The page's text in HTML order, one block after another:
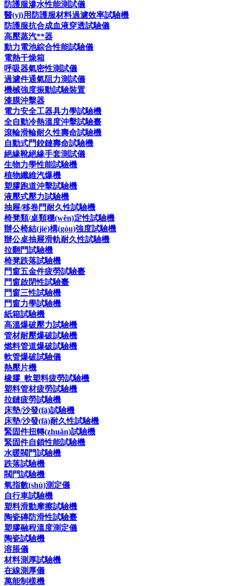
防護服滲水性能測試儀
醫(yī)用防護服材料過濾效率試驗機
防護服抗合成血液穿透試驗儀
高壓蒸汽**器
動力電池綜合性能試驗儀
電熱干燥箱
呼吸器氣密性測試儀
過濾件通氣阻力測試儀
機械強度振動試驗裝置
漆膜沖擊器
電力安全工器具力學試驗機
全自動冷熱溫度沖擊試驗臺
滾輪滑輪耐久性壽命試驗機
自動式門鉸鏈壽命試驗機
絕緣靴絕緣手套測試儀
生物力學性能試驗機
植物纖維汽爆機
塑膠跑道沖擊試驗機
液壓式壓力試驗機
抽屜/移卷門耐久性試驗機
椅凳類/桌類穩(wěn)定性試驗機
辦公椅結(jié)構(gòu)強度試驗機
辦公桌抽屜滑軌耐久性試驗機
拉翻門試驗機
椅凳跌落試驗機
門窗五金件疲勞試驗臺
門窗啟閉性試驗臺
門窗三性試驗機
門窗力學試驗機
紙箱試驗機
高溫爆破壓力試驗機
管材耐壓爆破試驗機
燃料管道爆破試驗機
軟管爆破試驗儀
熱壓片機
橡膠_軟塑料疲勞試驗機
塑料管材疲勞試驗機
拉鏈疲勞試驗機
床墊/沙發(fā)試驗機
床墊/沙發(fā)耐久性試驗機
緊固件扭轉(zhuǎn)試驗機
緊固件自鎖性能試驗機
水暖閥門試驗機
跌落試驗機
閥門試驗機
氧指數(shù)測定儀
自行車試驗機
塑料滑動摩擦試驗機
陶瓷磚防滑性試驗臺
塑膠融程溫度測定儀
陶瓷試驗機
溶脹儀
材料測厚試驗機
在線測厚儀
萬能制樣機